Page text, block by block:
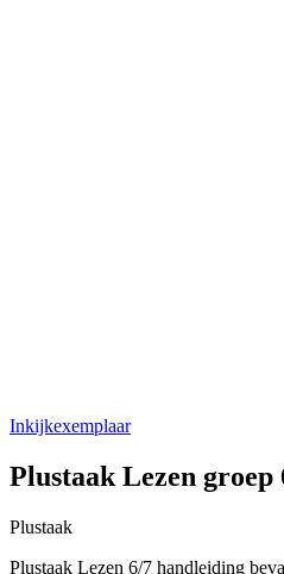
Inkijkexemplaar
Plustaak Lezen
Plustaak
Plustaak Lezen 6/7 handleiding